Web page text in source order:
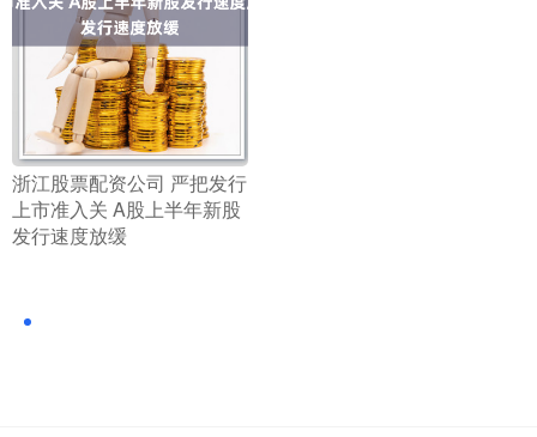
​浙江股票配资公司 严把发行
上市准入关 A股上半年新股
发行速度放缓